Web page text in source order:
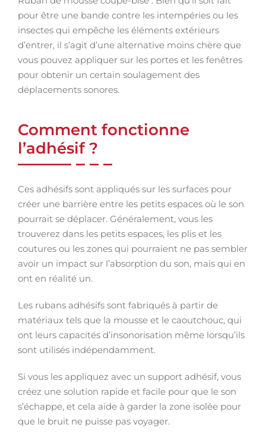
pour être une bande contre les intempéries ou les
insectes qui empêche les éléments extérieurs
d’entrer, il s’agit d’une alternative moins chère que
vous pouvez appliquer sur les portes et les fenêtres
pour obtenir un certain soulagement des
déplacements sonores.
Comment fonctionne
l’adhésif ?
Ces adhésifs sont appliqués sur les surfaces pour
créer une barrière entre les petits espaces où le son
pourrait se déplacer. Généralement, vous les
trouverez dans les petits espaces, les plis et les
coutures ou les zones qui pourraient ne pas sembler
avoir un impact sur l’absorption du son, mais qui en
ont en réalité un.
Les rubans adhésifs sont fabriqués à partir de
matériaux tels que la mousse et le caoutchouc, qui
ont leurs capacités d’insonorisation même lorsqu’ils
sont utilisés indépendamment.
Si vous les appliquez avec un support adhésif, vous
créez une solution rapide et facile pour que le son
s’échappe, et cela aide à garder la zone isolée pour
que le bruit ne puisse pas voyager.